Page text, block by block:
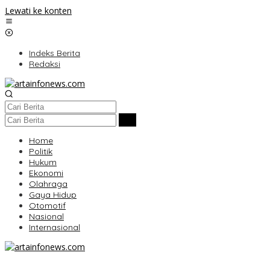
Lewati ke konten
Indeks Berita
Redaksi
Home
Politik
Hukum
Ekonomi
Olahraga
Gaya Hidup
Otomotif
Nasional
Internasional